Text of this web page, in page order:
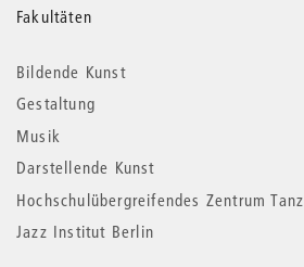
Weitere
Informationen
Fakultäten
Bildende Kunst
Gestaltung
Musik
Darstellende Kunst
Hochschulübergreifendes Zentrum Tanz
Jazz Institut Berlin